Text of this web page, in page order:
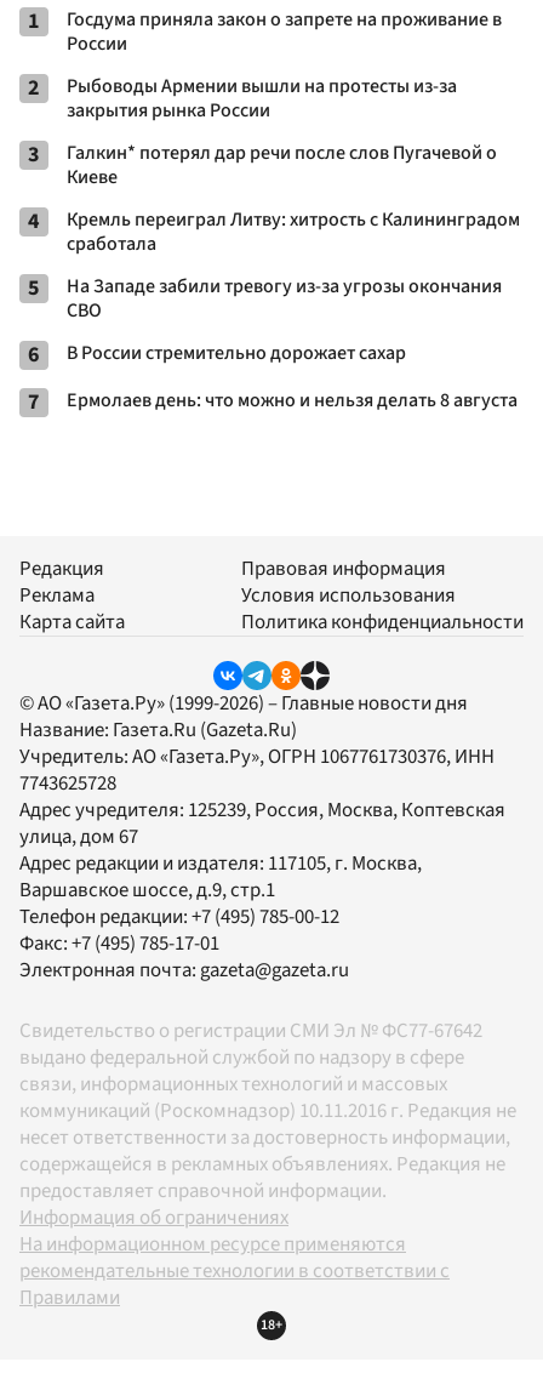
1
Госдума приняла закон о запрете на проживание в
России
2
Рыбоводы Армении вышли на протесты из-за
закрытия рынка России
3
Галкин* потерял дар речи после слов Пугачевой о
Киеве
4
Кремль переиграл Литву: хитрость с Калининградом
сработала
5
На Западе забили тревогу из-за угрозы окончания
СВО
6 В России стремительно дорожает сахар
7 Ермолаев день: что можно и нельзя делать 8 августа
Редакция
Реклама
Карта сайта
Правовая информация
Условия использования
Политика конфиденциальности
© АО «Газета.Ру» (1999-2026) – Главные новости дня
Название: Газета.Ru (Gazeta.Ru)
Учредитель:АО «Газета.Ру», ОГРН 1067761730376, ИНН
7743625728
Адрес учредителя: 125239, Россия, Москва, Коптевская
улица, дом 67
Адрес редакции и издателя: 117105, г. Москва,
Варшавское шоссе, д.9, стр.1
Телефон редакции:+7 (495) 785-00-12
Факс:+7 (495) 785-17-01
Электронная почта: gazeta@gazeta.ru
Свидетельство о регистрации СМИ Эл № ФС77-67642
выдано федеральной службой по надзору в сфере
связи, информационных технологий и массовых
коммуникаций (Роскомнадзор) 10.11.2016 г. Редакция не
несет ответственности за достоверность информации,
содержащейся в рекламных объявлениях. Редакция не
предоставляет справочной информации.
Информация об ограничениях
На информационном ресурсе применяются
рекомендательные технологии в соответствии с
Правилами
18+